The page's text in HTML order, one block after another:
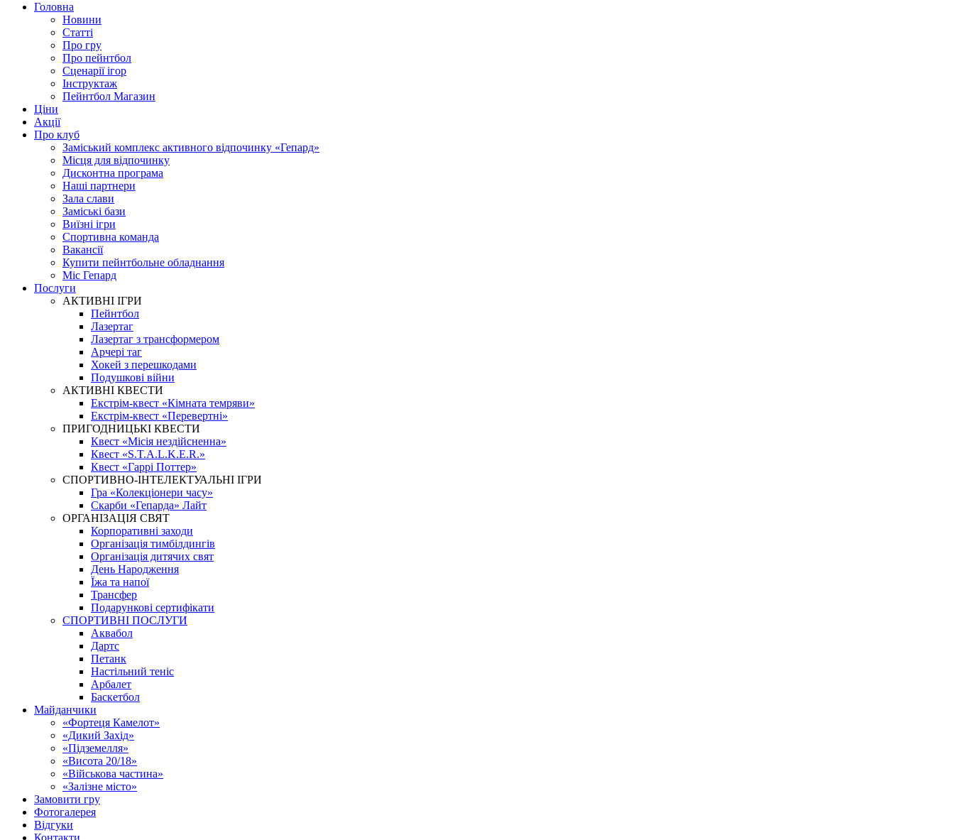
Головна
Новини
Статті
Про гру
Про пейнтбол
Сценарії ігор
Інструктаж
Пейнтбол Магазин
Ціни
Акції
Про клуб
Заміський комплекс активного відпочинку «Гепард»
Місця для відпочинку
Дисконтна програма
Наші партнери
Зала слави
Заміські бази
Виїзні ігри
Спортивна команда
Вакансії
Купити пейнтбольне обладнання
Міс Гепард
Послуги
АКТИВНІ ІГРИ
Пейнтбол
Лазертаг
Лазертаг з трансформером
Арчері таг
Хокей з перешкодами
Подушкові війни
АКТИВНІ КВЕСТИ
Екстрім-квест «Кімната темряви»
Екстрім-квест «Перевертні»
ПРИГОДНИЦЬКІ КВЕСТИ
Квест «Місія нездійсненна»
Квест «S.T.A.L.K.E.R.»
Квест «Гаррі Поттер»
СПОРТИВНО-ІНТЕЛЕКТУАЛЬНІ ІГРИ
Гра «Колекціонери часу»
Скарби «Гепарда» Лайт
ОРГАНІЗАЦІЯ СВЯТ
Корпоративні заходи
Організація тимбілдингів
Організація дитячих свят
День Народження
Їжа та напої
Трансфер
Подарункові сертифікати
СПОРТИВНІ ПОСЛУГИ
Аквабол
Дартс
Петанк
Настільний теніс
Арбалет
Баскетбол
Майданчики
«Фортеця Камелот»
«Дикий Захід»
«Підземелля»
«Висота 20/18»
«Військова частина»
«Залізне місто»
Замовити гру
Фотогалерея
Відгуки
Контакти